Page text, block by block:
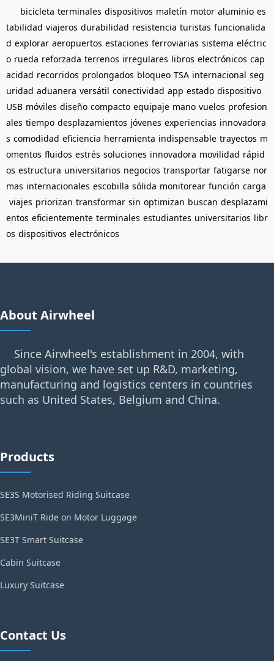
bicicleta terminales dispositivos maletín motor aluminio es
tabilidad viajeros durabilidad resistencia turistas funcionalida
d explorar aeropuertos estaciones ferroviarias sistema eléctric
o rueda reforzada terrenos irregulares libros electrónicos cap
acidad recorridos prolongados bloqueo TSA internacional seg
uridad aduanera versátil conectividad app estado dispositivo
USB móviles diseño compacto equipaje mano vuelos profesion
ales tiempo desplazamientos jóvenes experiencias innovadora
s comodidad eficiencia herramienta indispensable trayectos m
omentos fluidos estrés soluciones innovadora movilidad rápid
os estructura universitarios negocios transportar fatigarse nor
mas internacionales escobilla sólida monitorear función carga
viajes priorizan transformar sin optimizan buscan desplazami
entos eficientemente terminales estudiantes universitarios libr
os dispositivos electrónicos
About Airwheel
Since Airwheel's establishment in 2004, with
global vision, we have set up R&D, marketing,
manufacturing and logistics centers in countries
such as United States, Belgium and China.
Products
SE3S Motorised Riding Suitcase
SE3MiniT Ride on Motor Luggage
SE3T Smart Suitcase
Cabin Suitcase
Luxury Suitcase
Contact Us